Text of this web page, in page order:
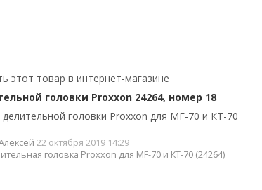
этот товар в интернет-магазине
головки Proxxon 24264, номер 18
головки Proxxon для MF-70 и КТ-70
22 октября 2019 14:29
головка Proxxon для MF-70 и КТ-70 (24264)